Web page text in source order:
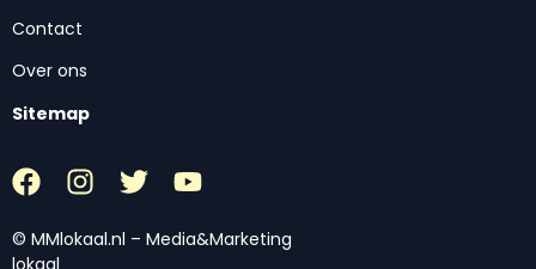
Contact
Over ons
Sitemap
© MMlokaal.nl – Media&Marketing